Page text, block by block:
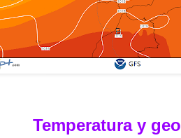
Temperatura y